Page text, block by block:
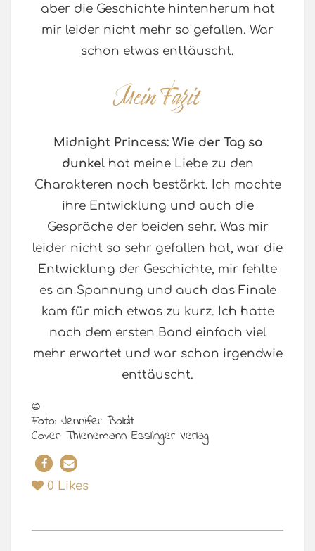
aber die Geschichte hintenherum hat
mir leider nicht mehr so gefallen. War
schon etwas enttäuscht.
Midnight Princess: Wie der Tag so
dunkelhat meine Liebe zu den
Charakteren noch bestärkt. Ich mochte
ihre Entwicklung und auch die
Gespräche der beiden sehr. Was mir
leider nicht so sehr gefallen hat, war die
Entwicklung der Geschichte, mir fehlte
es an Spannung und auch das Finale
kam für mich etwas zu kurz. Ich hatte
nach dem ersten Band einfach viel
mehr erwartet und war schon irgendwie
enttäuscht.
©
Foto: Jennifer Boldt
Cover: Thienemann Esslinger Verlag
0 Likes